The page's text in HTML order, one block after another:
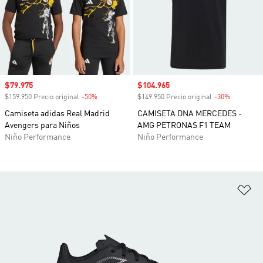
Precio de venta
$79.975
$159.950 Precio original -50%
Camiseta adidas Real Madrid
Avengers para Niños
Niño Performance
Precio de venta
$104.965
$149.950 Precio original -30%
CAMISETA DNA MERCEDES -
AMG PETRONAS F1 TEAM
Niño Performance